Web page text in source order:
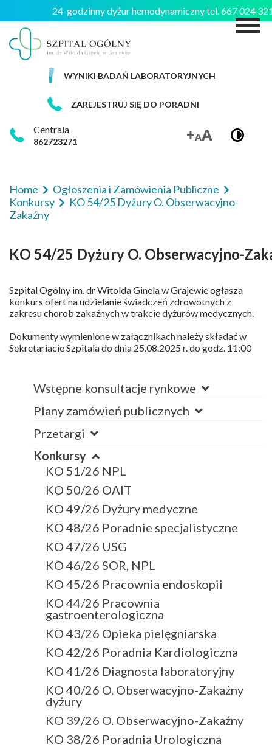
24-godzinny dyżur hemodynamiczny tel. 667 024
WYNIKI BADAŃ LABORATORYJNYCH
ZAREJESTRUJ SIĘ DO PORADNI
Centrala
862723271
Home
Ogłoszenia i Zamówienia Publiczne
Konkursy
KO 54/25 Dyżury O. Obserwacyjno-
Zakaźny
Wstępne konsultacje rynkowe
Plany zamówień publicznych
Przetargi
Konkursy
KO 51/26 NPL
KO 50/26 OAIT
KO 49/26 Dyżury medyczne
KO 48/26 Poradnie specjalistyczne
KO 47/26 USG
KO 46/26 SOR, NPL
KO 45/26 Pracownia endoskopii
KO 44/26 Pracownia
gastroenterologiczna
KO 43/26 Opieka pielęgniarska
KO 42/26 Poradnia Kardiologiczna
KO 41/26 Diagnosta laboratoryjny
KO 40/26 O. Obserwacyjno-Zakaźny
dyżury
KO 39/26 O. Obserwacyjno-Zakaźny
KO 38/26 Poradnia Urologiczna
KO 54/25 Dyżury O. Obserwacyjno-
Szpital Ogólny im. dr Witolda Ginela w Grajewie ogłasza
konkurs ofert na udzielanie świadczeń zdrowotnych z
zakresu chorob zakaźnych w trakcie dyżurów medycznych.
Dokumenty wymienione w załącznikach należy składać w
Sekretariacie Szpitala do dnia 25.08.2025 r. do godz. 11:00